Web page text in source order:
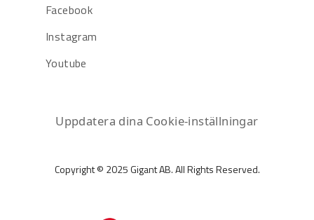
Facebook
Instagram
Youtube
Uppdatera dina Cookie-inställningar
Copyright © 2025 Gigant AB. All Rights Reserved.